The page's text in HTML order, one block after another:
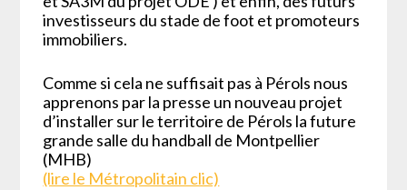
investisseurs du stade de foot et promoteurs
immobiliers.
Comme si cela ne suffisait pas à Pérols nous
apprenons par la presse un nouveau projet
d’installer sur le territoire de Pérols la future
grande salle du handball de Montpellier
(MHB)
(lire le Métropolitain clic)